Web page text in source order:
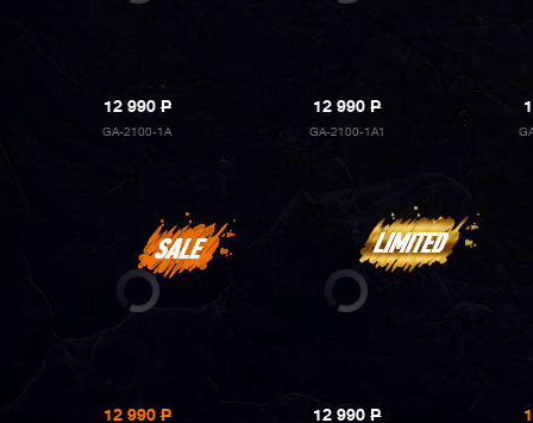
12 990P
GA-2100-1A
12 990P
GA-2100-1A1
12 990P 12 990P